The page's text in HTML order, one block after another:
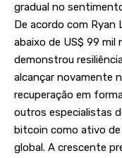
gradual no
De acordo com Ryan
abaixo de US$ 99 mil
demonstrou
alcançar novamente
recuperação em
outros especialistas
bitcoin como ativo
global. A crescente